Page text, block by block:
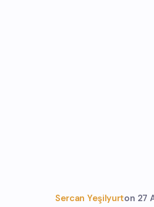
Sercan Yeşilyurton 27